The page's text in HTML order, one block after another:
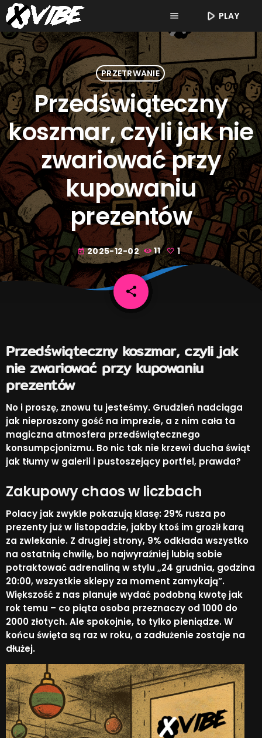
menu play_arrow PLAY
PRZETRWANIE
Przedświąteczny
koszmar, czyli jak nie
zwariować przy
kupowaniu
prezentów
today 2025-12-02 11 1
share
email
Przedświąteczny koszmar, czyli jak
nie zwariować przy kupowaniu
prezentów
No i proszę, znowu tu jesteśmy. Grudzień nadciąga
jak nieproszony gość na imprezie, a z nim cała ta
magiczna atmosfera przedświątecznego
konsumpcjonizmu. Bo nic tak nie krzewi ducha świąt
jak tłumy w galerii i pustoszejący portfel, prawda?​
Zakupowy chaos w liczbach
Polacy jak zwykle pokazują klasę: 29% rusza po
prezenty już w listopadzie, jakby ktoś im groził karą
za zwlekanie. Z drugiej strony, 9% odkłada wszystko
na ostatnią chwilę, bo najwyraźniej lubią sobie
potraktować adrenaliną w stylu „24 grudnia, godzina
20:00, wszystkie sklepy za moment zamykają”.
Większość z nas planuje wydać podobną kwotę jak
rok temu – co piąta osoba przeznaczy od 1000 do
2000 złotych. Ale spokojnie, to tylko pieniądze. W
końcu święta są raz w roku, a zadłużenie zostaje na
dłużej.​